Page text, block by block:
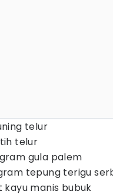
telur
telur
gula palem
tepung terigu
kayu manis bubuk